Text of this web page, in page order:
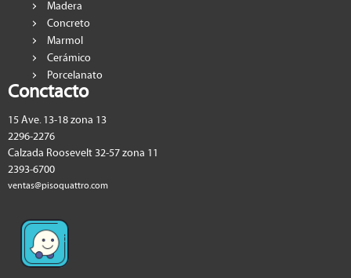
Madera
Concreto
Marmol
Cerámico
Porcelanato
Conctacto
15 Ave. 13-18 zona 13
2296-2276
Calzada Roosevelt 32-57 zona 11
2393-6700
ventas@pisoquattro.com